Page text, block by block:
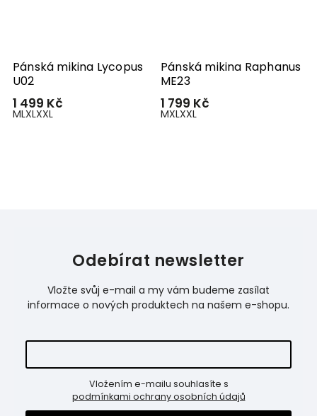
Pánská mikina Lycopus
U02
1 499 Kč
MLXLXXL
Pánská mikina Raphanus
ME23
1 799 Kč
MXLXXL
Odebírat newsletter
Vložte svůj e-mail a my vám budeme zasílat
informace o nových produktech na našem e-shopu.
podmínkami ochrany osobních údajů